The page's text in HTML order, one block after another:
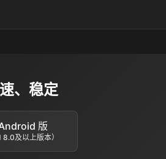
、稳定
版
8.0及以上版本）